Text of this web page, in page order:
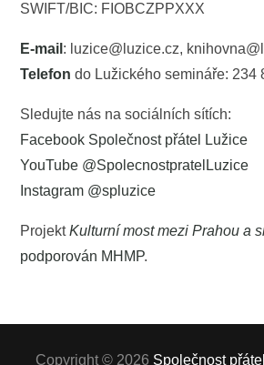
SWIFT/BIC: FIOBCZPPXXX
E-mail : luzice@luzice.cz,
Telefon do Lužického semináře: 234
Sledujte nás na sociálních sítích:
Facebook Společnost přátel Lužice
YouTube @SpolecnostpratelLuzice
Instagram @spluzice
ProjektKulturní most mezi Prahou a
podporován MHMP.
Copyright © 2026 Společnost